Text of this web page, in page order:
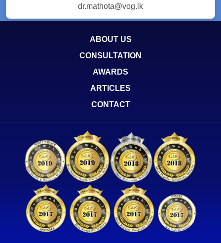
dr.mathota@vog.lk
ABOUT US
CONSULTATION
AWARDS
ARTICLES
CONTACT